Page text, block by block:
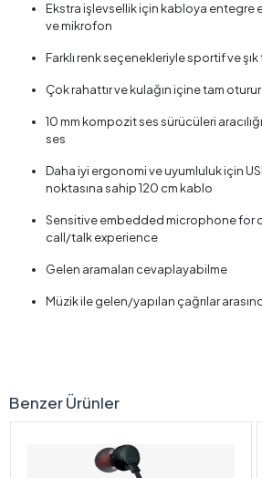
Ekstra işlevsellik için kabloya entegre
ve mikrofon
Farklı renk seçenekleriyle sportif ve şık
Çok rahattır ve kulağın içine tam oturur
10 mm kompozit ses sürücüleri
ses
Daha iyi ergonomi ve uyumluluk için
noktasına sahip 120 cm kablo
Sensitive embedded microphone for
call/talk experience
Gelen aramaları cevaplayabilme
Müzik ile gelen/yapılan çağrılar
Benzer Ürünler